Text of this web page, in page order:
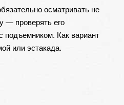
осматривать не
— проверять его
подъемником. Как вариант
или эстакада.